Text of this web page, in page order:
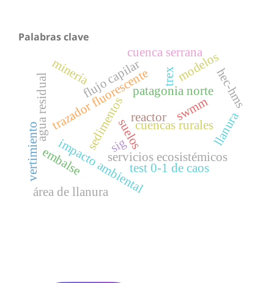
Palabras clave
trazador fluorescente
sedimentos reactor
agua residual
impacto ambiental
vertimiento suelos
servicios ecosistémicos
cuencas rurales
flujo capilarpatagonia norte
swmm
trex
llanura
modelos
sig
minería
test 0-1 de caos
cuenca serrana
embalse
hec-hms
área de llanura